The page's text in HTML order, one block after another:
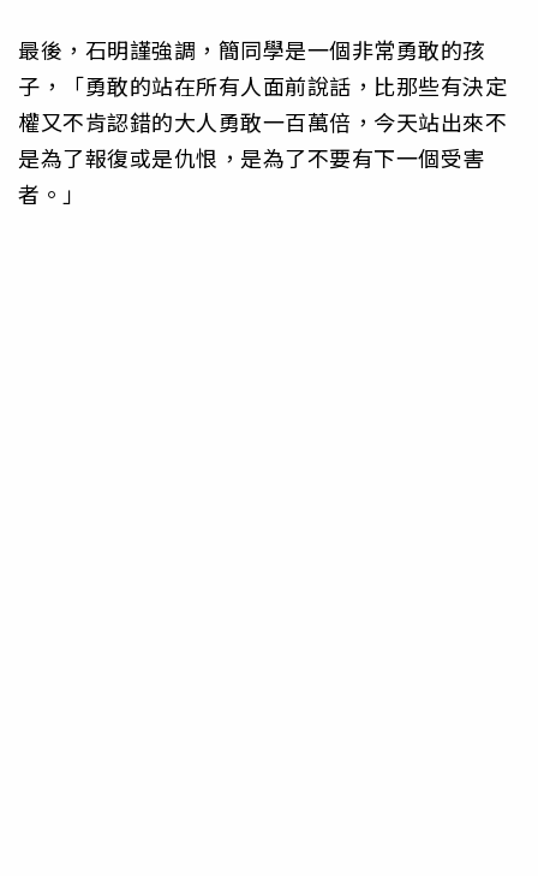
最後，石明謹強調，簡同學是一個非常勇敢的孩
子，「勇敢的站在所有人面前說話，比那些有決定
權又不肯認錯的大人勇敢一百萬倍，今天站出來不
是為了報復或是仇恨，是為了不要有下一個受害
者。」